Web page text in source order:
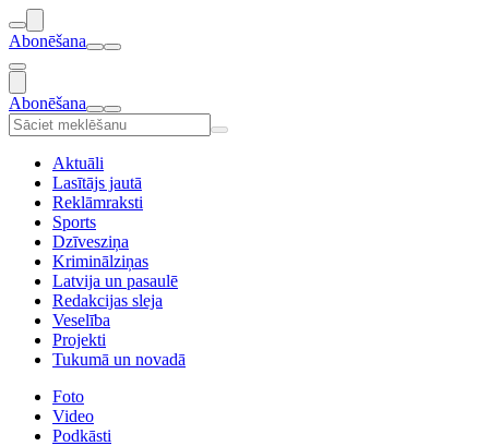
Abonēšana
Abonēšana
Aktuāli
Lasītājs jautā
Reklāmraksti
Sports
Dzīvesziņa
Kriminālziņas
Latvija un pasaulē
Redakcijas sleja
Veselība
Projekti
Tukumā un novadā
Foto
Video
Podkāsti